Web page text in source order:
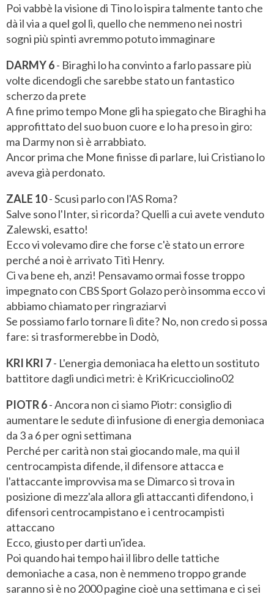
Poi vabbè la visione di Tino lo ispira talmente tanto che
dà il via a quel gol lì, quello che nemmeno nei nostri
sogni più spinti avremmo potuto immaginare
DARMY 6- Biraghi lo ha convinto a farlo passare più
volte dicendogli che sarebbe stato un fantastico
scherzo da prete
A fine primo tempo Mone gli ha spiegato che Biraghi ha
approfittato del suo buon cuore e lo ha preso in giro:
ma Darmy non si è arrabbiato.
Ancor prima che Mone finisse di parlare, lui Cristiano lo
aveva già perdonato.
ZALE 10- Scusi parlo con l'AS Roma?
Salve sono l'Inter, si ricorda? Quelli a cui avete venduto
Zalewski, esatto!
Ecco vi volevamo dire che forse c'è stato un errore
perché a noi è arrivato Titì Henry.
Ci va bene eh, anzi! Pensavamo ormai fosse troppo
impegnato con CBS Sport Golazo però insomma ecco vi
abbiamo chiamato per ringraziarvi
Se possiamo farlo tornare lì dite? No, non credo si possa
fare: si trasformerebbe in Dodò,
KRI KRI 7- L'energia demoniaca ha eletto un sostituto
battitore dagli undici metri: è KriKricucciolino02
PIOTR 6- Ancora non ci siamo Piotr: consiglio di
aumentare le sedute di infusione di energia demoniaca
da 3 a 6 per ogni settimana
Perché per carità non stai giocando male, ma qui il
centrocampista difende, il difensore attacca e
l'attaccante improvvisa ma se Dimarco si trova in
posizione di mezz'ala allora gli attaccanti difendono, i
difensori centrocampistano e i centrocampisti
attaccano
Ecco, giusto per darti un'idea.
Poi quando hai tempo hai il libro delle tattiche
demoniache a casa, non è nemmeno troppo grande
saranno si è no 2000 pagine cioè una settimana e ci sei